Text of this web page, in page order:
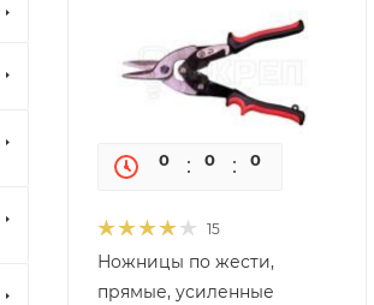
0 0 0
15
Ножницы по жести,
прямые, усиленные